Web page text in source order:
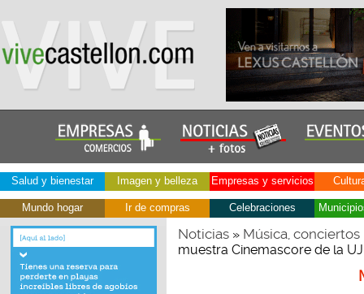
Salud y bienestar Imagen y belleza Empresas y servicios
Mundo hogar Ir de compras Celebraciones
Noticias» Música, conciertos
muestra Cinemascore de la